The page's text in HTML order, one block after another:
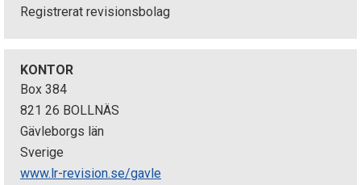
e
Registrerat revisionsbolag
KONTOR
Box 384
821 26 BOLLNÄS
Gävleborgs län
Sverige
www.lr-revision.se/gavle